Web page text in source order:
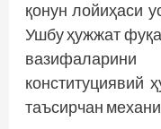
қонун лойиҳаси
Ушбу ҳужжат
конституциявий
таъсирчан